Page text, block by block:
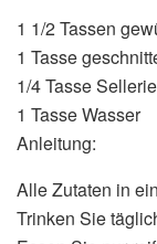
1 1/2 Tassen
1 Tasse
1/4 Tasse
1 Tasse Wasser
Anleitung:
Alle Zutaten in
Trinken Sie